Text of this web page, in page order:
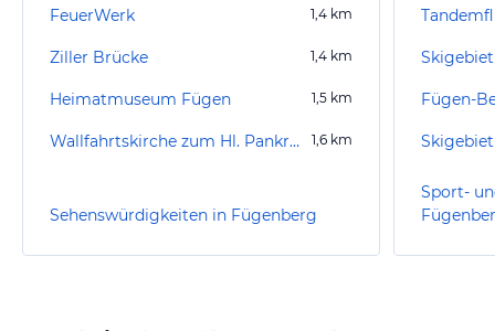
FeuerWerk 1,4 km
Ziller Brücke 1,4 km
Heimatmuseum Fügen 1,5 km
Wallfahrtskirche zum Hl. Pankratius 1,6 km
Sehenswürdigkeiten in Fügenberg
Fügen-
Sport-